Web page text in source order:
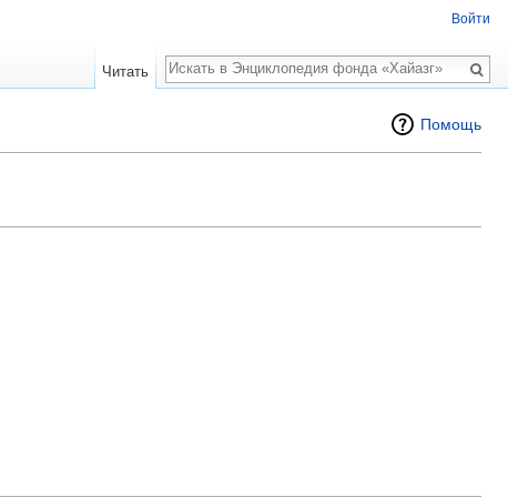
Помощь
Войти
Читать
Поиск